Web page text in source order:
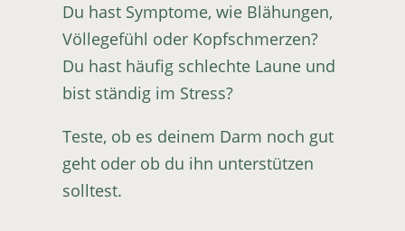
Du hast Symptome, wie Blähungen,
Völlegefühl oder Kopfschmerzen?
Du hast häufig schlechte Laune und
bist ständig im Stress?
Teste, ob es deinem Darm noch gut
geht oder ob du ihn unterstützen
solltest.